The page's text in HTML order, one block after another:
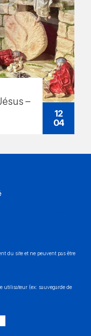
du site et ne peuvent pas être
utilisateur (ex: sauvegarde de
12
04
–